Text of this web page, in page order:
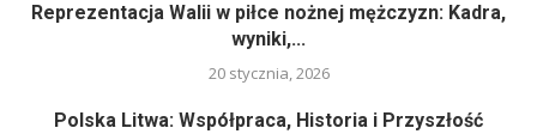
Reprezentacja Walii w piłce nożnej mężczyzn: Kadra,
wyniki,...
20 stycznia, 2026
Polska Litwa: Współpraca, Historia i Przyszłość